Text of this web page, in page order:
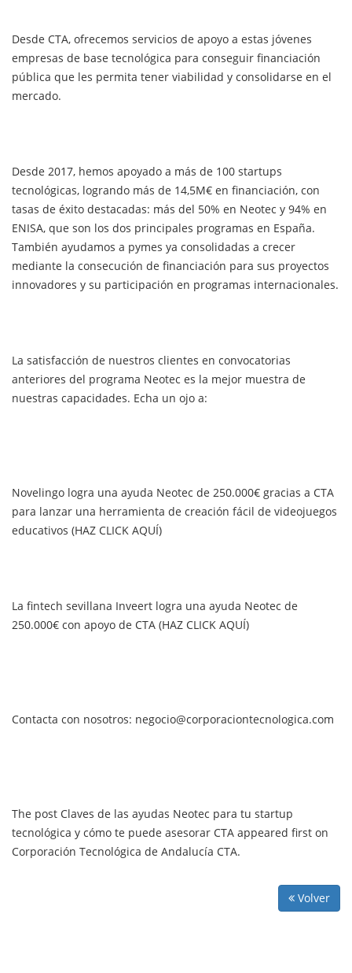
Desde CTA, ofrecemos servicios de apoyo a estas jóvenes
empresas de base tecnológica para conseguir financiación
pública que les permita tener viabilidad y consolidarse en el
mercado.
Desde 2017, hemos apoyado a más de 100 startups
tecnológicas, logrando más de 14,5M€ en financiación, con
tasas de éxito destacadas: más del 50% en Neotec y 94% en
ENISA, que son los dos principales programas en España.
También ayudamos a pymes ya consolidadas a crecer
mediante la consecución de financiación para sus proyectos
innovadores y su participación en programas internacionales.
La satisfacción de nuestros clientes en convocatorias
anteriores del programa Neotec es la mejor muestra de
nuestras capacidades. Echa un ojo a:
Novelingo logra una ayuda Neotec de 250.000€ gracias a CTA
para lanzar una herramienta de creación fácil de videojuegos
educativos (HAZ CLICK AQUÍ)
La fintech sevillana Inveert logra una ayuda Neotec de
250.000€ con apoyo de CTA (HAZ CLICK AQUÍ)
Contacta con nosotros: negocio@corporaciontecnologica.com
The post Claves de las ayudas Neotec para tu startup
tecnológica y cómo te puede asesorar CTA appeared first on
Corporación Tecnológica de Andalucía CTA.
Volver